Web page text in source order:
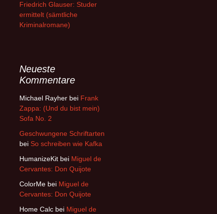
Friedrich Glauser: Studer
ermittelt (sämtliche
Kriminalromane)
Neueste
Kommentare
Michael Rayher bei Frank
Zappa: (Und du bist mein)
Sofa No. 2
Geschwungene Schriftarten
bei So schreiben wie Kafka
HumanizeKit bei Miguel de
Cervantes: Don Quijote
ColorMe bei Miguel de
Cervantes: Don Quijote
Home Calc bei Miguel de